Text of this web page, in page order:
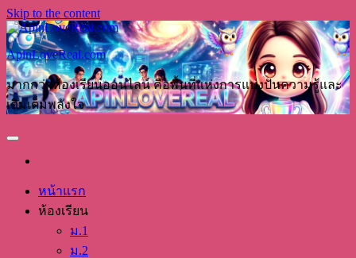
Skip to the content
ApinLoveReal.com
มากกว่าห้องเรียนออนไลน์ คือพื้นที่แห่งการแบ่งปันความรู้และ
เติมเต็มพลังใจ
หน้าแรก
ห้องเรียน
ม.1
ม.2